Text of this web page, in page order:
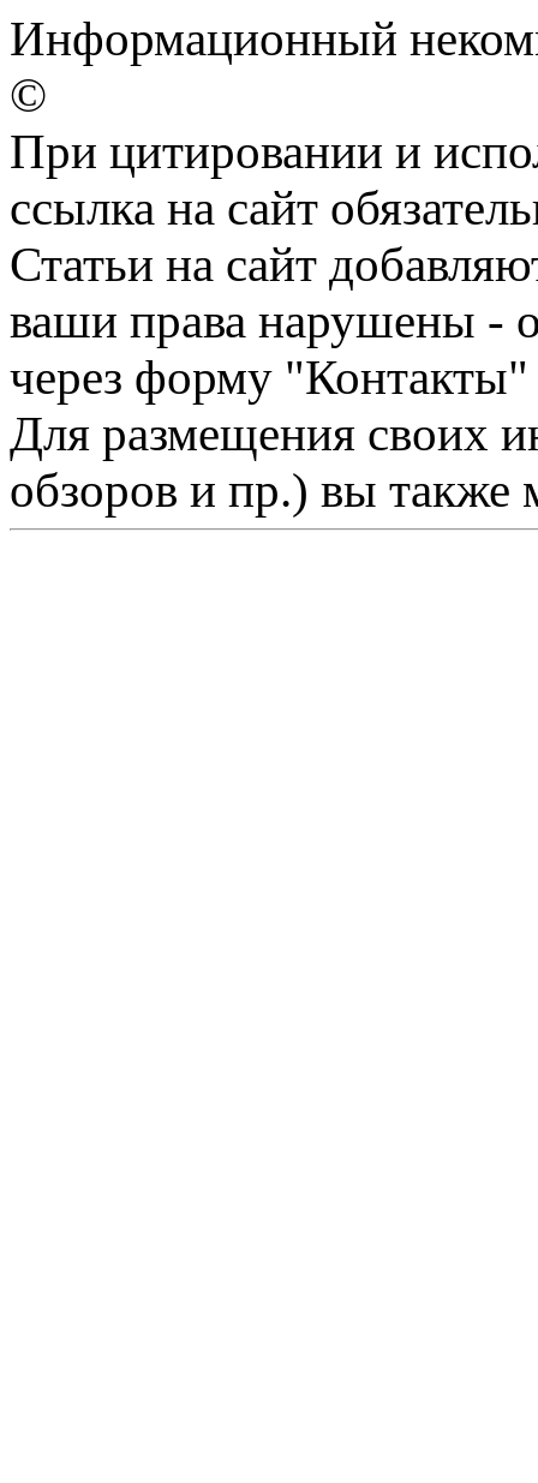
Информационный
©
При цитировании и
ссылка на сайт
Статьи на сайт
ваши права нарушены -
через форму "Контакты"
Для размещения своих
обзоров и пр.) вы также